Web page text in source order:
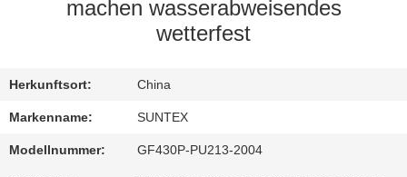
UNS
BITTE UM
machen wasserabweisendes
wetterfest
Herkunftsort: China
Markenname: SUNTEX
Modellnummer: GF430P-PU213-2004